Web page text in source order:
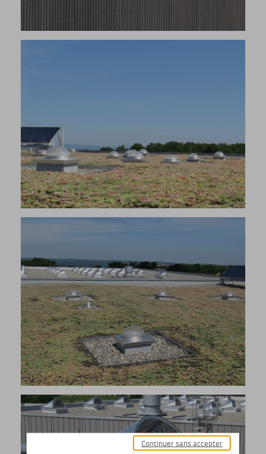
Continuer sans accepter